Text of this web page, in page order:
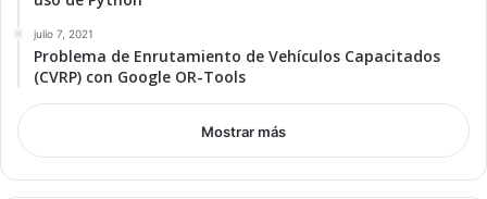
julio 7, 2021
Problema de Enrutamiento de Vehículos Capacitados
(CVRP) con Google OR-Tools
Mostrar más